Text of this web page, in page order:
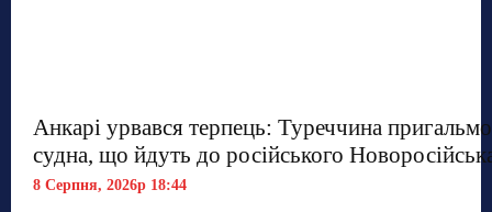
Анкарі урвався терпець: Туреччина
судна, що йдуть до російського
8 Серпня, 2026р 18:44